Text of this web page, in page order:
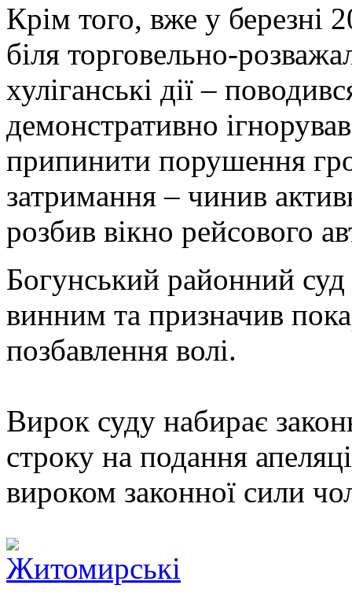
Крім того, вже у березні
біля торговельно-
хуліганські дії –
демонстративно
припинити порушення
затримання – чинив
розбив вікно рейсового
Богунський районний
винним та призначив
позбавлення волі.
Вирок суду набирає
строку на подання
вироком законної сили